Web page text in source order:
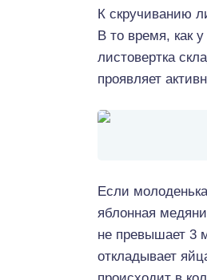
К скручиванию
В то время, как
листовертка
проявляет
Если
яблонная
не превышает 3
откладывает